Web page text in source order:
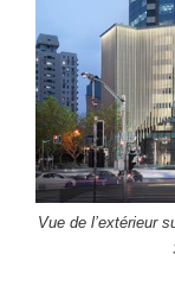
Vue de l’extérieur